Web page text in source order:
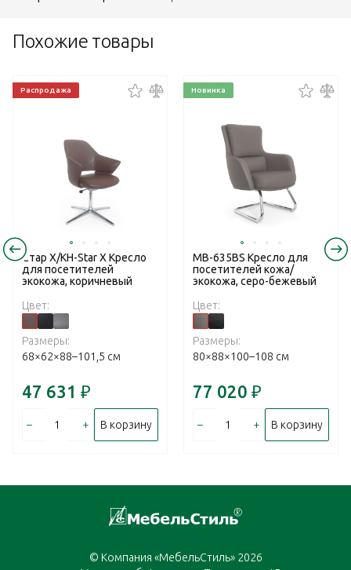
Похожие товары
Распродажа
Стар Х/KH-Star X Кресло
для посетителей
экокожа, коричневый
Цвет:
Размеры:
68×62×88–101,5 см
47 631 ₽
– + В корзину
Новинка
MB-635BS Кресло для
посетителей кожа/
экокожа, серо-бежевый
Цвет:
Размеры:
80×88×100–108 см
77 020 ₽
– + В корзину
© Компания «МебельСтиль» 2026